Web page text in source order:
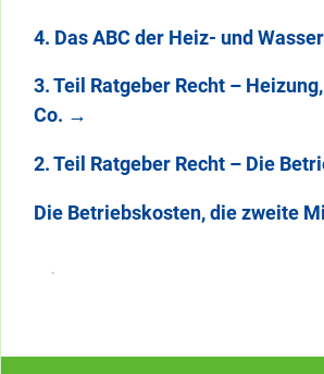
4. Das ABC der Heiz- und
3. Teil Ratgeber Recht –
Co. →
2. Teil Ratgeber Recht – Die
Die Betriebskosten, die zweite